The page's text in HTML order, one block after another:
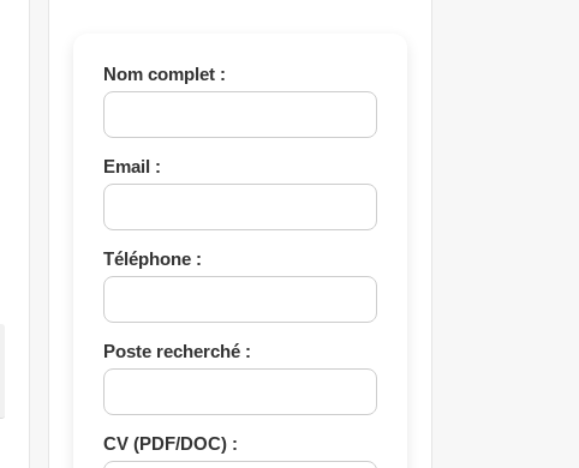
Nom complet :
Email :
Téléphone :
Poste recherché :
CV (PDF/DOC) :